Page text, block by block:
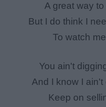
A great way
But I do think I
To watch
You ain't
And I know I
Keep on